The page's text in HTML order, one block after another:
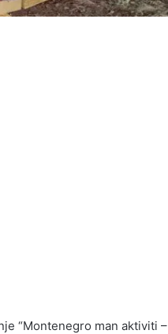
“Montenegro man aktiviti –